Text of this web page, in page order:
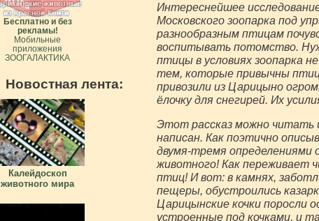
Интереснейшее
Московского зоопарка под
разнообразным птицам
воспитывать потомство.
птицы в условиях зоопарка
тем, которые привычны
привозили из Царицыно
ёлочку для снегирей. Их
Этот рассказ можно читать
написан. Как поэтично
двумя-тремя определениями
животного! Как переживает
птиц! И вот: в камнях,
пещеры, обустроились
Царицынские кочки поросли
устроенные под кочками, и
Бесплатно и без
рекламы!
Мобильные
приложения
ЗООГАЛАКТИКА
Новостная лента:
Калейдоскоп
животного мира